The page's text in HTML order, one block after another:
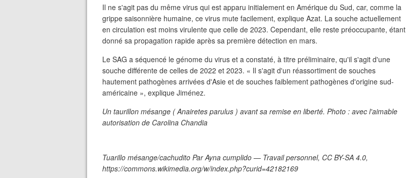
Il ne s'agit pas du même virus qui est apparu initialement en Amérique du Sud, car, comme la
grippe saisonnière humaine, ce virus mute facilement, explique Azat. La souche actuellement
en circulation est moins virulente que celle de 2023. Cependant, elle reste préoccupante, étant
donné sa propagation rapide après sa première détection en mars.
Le SAG a séquencé le génome du virus et a constaté, à titre préliminaire, qu'il s'agit d'une
souche différente de celles de 2022 et 2023. « Il s'agit d'un réassortiment de souches
hautement pathogènes arrivées d'Asie et de souches faiblement pathogènes d'origine sud-
américaine », explique Jiménez.
Un taurillon mésange ( Anairetes parulus ) avant sa remise en liberté. Photo : avec l'aimable
autorisation de Carolina Chandia
Tuarillo mésange/cachudito Par Ayna cumplido — Travail personnel, CC BY-SA 4.0,
https://commons.wikimedia.org/w/index.php?curid=42182169